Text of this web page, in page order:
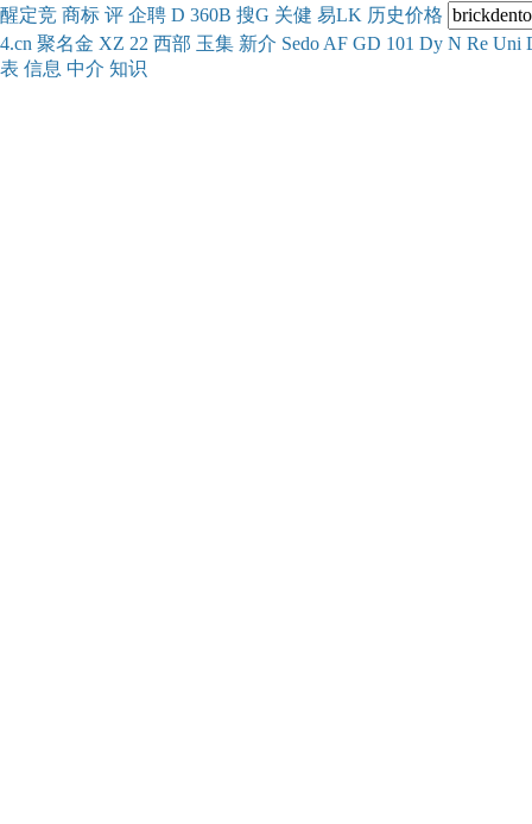
醒定竞 商标 评 企聘 D 360B 搜G 关健 易LK 历史价格
4.cn 聚名金 XZ 22 西部 玉集 新介 Sedo AF GD 101 Dy N Re Uni
表 信息 中介 知识